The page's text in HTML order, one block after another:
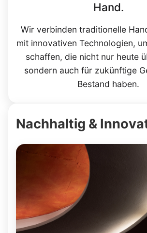
Hand.
Wir verbinden traditionelle
mit innovativen Technologien,
schaffen, die nicht nur heute
sondern auch für zukünftige
Bestand haben.
Nachhaltig &